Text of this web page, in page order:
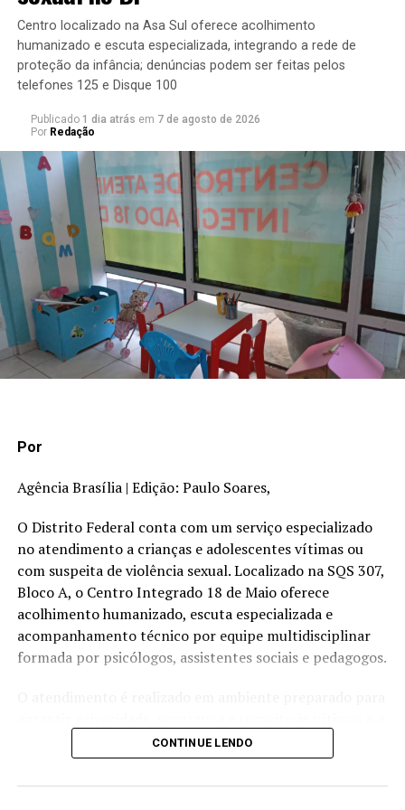
TÓPICOS RELACIONADOS:
A SEGUIR
Profissionais de educação física são homenageados em
solenidade da CLDF
NÃO PERCA
Centenário de Darcy Ribeiro
Centro localizado na Asa Sul oferece acolhimento
humanizado e escuta especializada, integrando a rede de
proteção da infância; denúncias podem ser feitas pelos
telefones 125 e Disque 100
Publicado 1 dia atrás em 7 de agosto de 2026
Por Redação
Por
Agência Brasília | Edição: Paulo Soares,
O Distrito Federal conta com um serviço especializado
no atendimento a crianças e adolescentes vítimas ou
com suspeita de violência sexual. Localizado na SQS 307,
Bloco A, o Centro Integrado 18 de Maio oferece
acolhimento humanizado, escuta especializada e
acompanhamento técnico por equipe multidisciplinar
formada por psicólogos, assistentes sociais e pedagogos.
seus familiares. Um dos principais diferenciais do serviço
é a escuta especializada, procedimento previsto na Lei
nº 13.431/2017, que busca evitar a revitimização de
CONTINUE LENDO